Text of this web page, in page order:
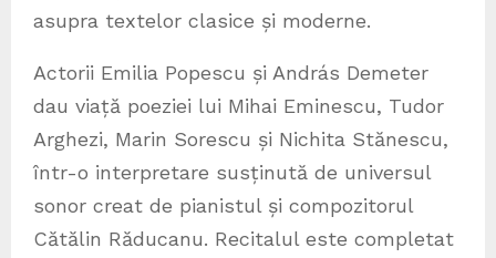
asupra textelor clasice și moderne.
Actorii Emilia Popescu și András Demeter
dau viață poeziei lui Mihai Eminescu, Tudor
Arghezi, Marin Sorescu și Nichita Stănescu,
într-o interpretare susținută de universul
sonor creat de pianistul și compozitorul
Cătălin Răducanu. Recitalul este completat